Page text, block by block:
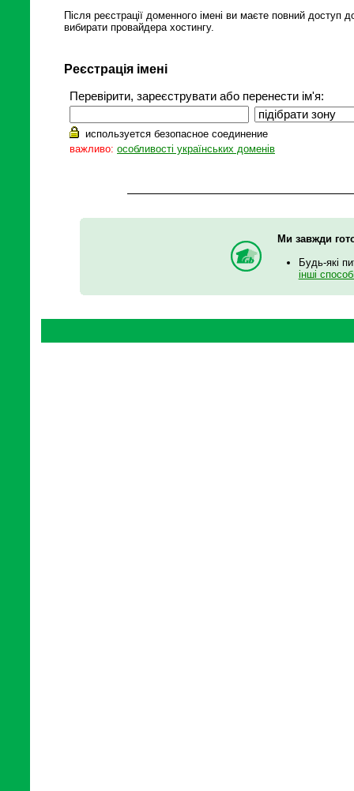
Після реєстрації доменного імені ви маєте повний
вибирати провайдера хостингу.
Реєстрація імені
Перевірити, зареєструвати або перенести ім'я:
используется безопасное соединение
важливо: особливості українських доменів
Ми завжди
Будь-які
інші